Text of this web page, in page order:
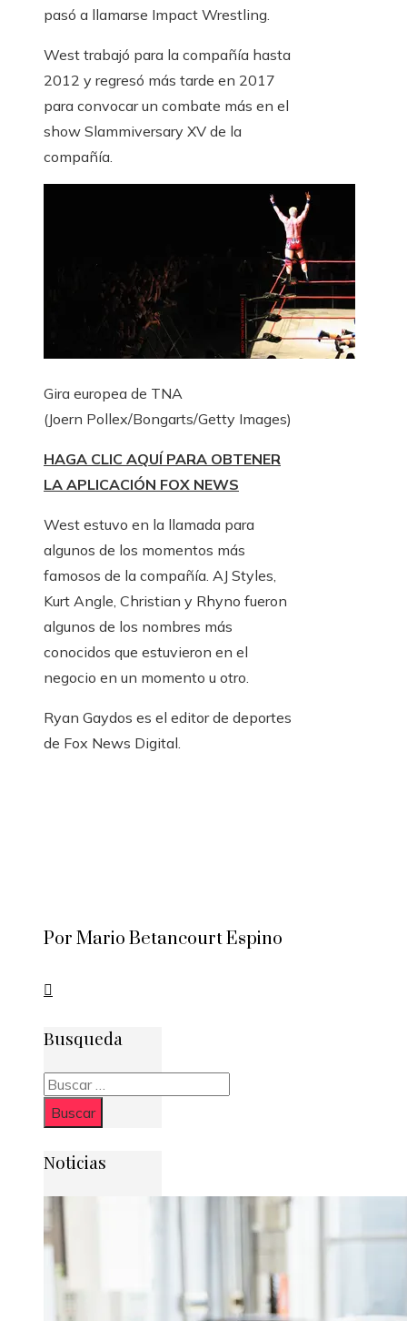
pasó a llamarse Impact Wrestling.
West trabajó para la compañía hasta
2012 y regresó más tarde en 2017
para convocar un combate más en el
show Slammiversary XV de la
compañía.
Gira europea de TNA
(Joern Pollex/Bongarts/Getty Images)
HAGA CLIC AQUÍ PARA OBTENER
LA APLICACIÓN FOX NEWS
West estuvo en la llamada para
algunos de los momentos más
famosos de la compañía. AJ Styles,
Kurt Angle, Christian y Rhyno fueron
algunos de los nombres más
conocidos que estuvieron en el
negocio en un momento u otro.
Ryan Gaydos es el editor de deportes
de Fox News Digital.
Por Mario Betancourt Espino
Busqueda
Buscar:
Noticias